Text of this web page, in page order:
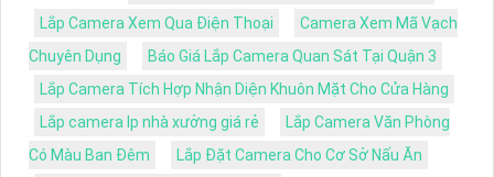
Lắp Camera Xem Qua Điện Thoại
Camera Xem Mã Vạch
Chuyên Dụng
Báo Giá Lắp Camera Quan Sát Tại Quận 3
Lắp Camera Tích Hợp Nhận Diện Khuôn Mặt Cho Cửa Hàng
Lắp camera Ip nhà xưởng giá rẻ
Lắp Camera Văn Phòng
Có Màu Ban Đêm
Lắp Đặt Camera Cho Cơ Sở Nấu Ăn